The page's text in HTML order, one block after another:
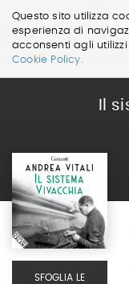
Questo sito utilizza
esperienza di
acconsenti agli
Cookie Policy.
Salta
Il
SFOGLIA LE